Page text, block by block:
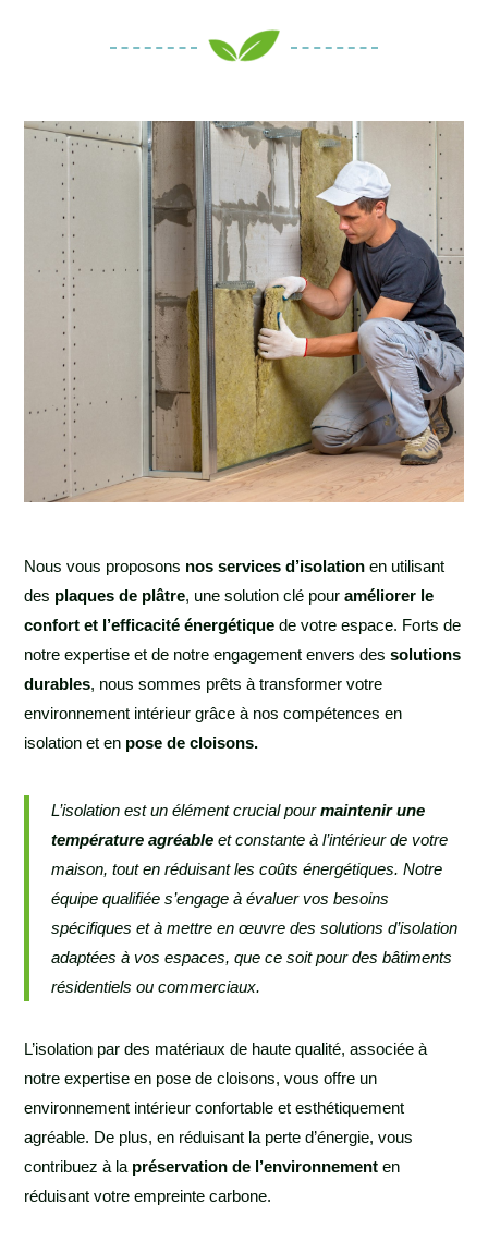
Nous vous proposons nos services d’isolation en utilisant
des plaques de plâtre, une solution clé pouraméliorer le
confort et l’efficacité énergétique de votre espace. Forts de
notre expertise et de notre engagement envers dessolutions
durables, nous sommes prêts à transformer votre
environnement intérieur grâce à nos compétences en
isolation et en pose de cloisons.
L’isolation est un élément crucial pourmaintenir une
température agréable et constante à l’intérieur de votre
maison, tout en réduisant les coûts énergétiques. Notre
équipe qualifiée s’engage à évaluer vos besoins
spécifiques et à mettre en œuvre des solutions d’isolation
adaptées à vos espaces, que ce soit pour des bâtiments
résidentiels ou commerciaux.
L’isolation par des matériaux de haute qualité, associée à
notre expertise en pose de cloisons, vous offre un
environnement intérieur confortable et esthétiquement
agréable. De plus, en réduisant la perte d’énergie, vous
contribuez à la préservation de l’environnement en
réduisant votre empreinte carbone.